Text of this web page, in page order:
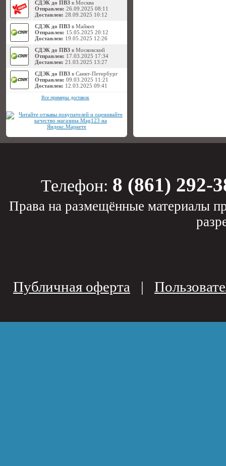
СДЭК до ПВЗ в Москва
Отправлен: 26.09.2025 08:11
Доставлен: 28.09.2025 10:12
СДЭК до ПВЗ в Майкоп
Отправлен: 15.05.2025 20:12
Доставлен: 19.05.2025 12:26
СДЭК до ПВЗ в Московский
Отправлен: 17.03.2025 17:34
Доставлен: 21.03.2025 13:27
СДЭК до ПВЗ в Санкт-Петербург
Отправлен: 09.03.2025 11:21
Доставлен: 12.03.2025 09:41
Все примеры доставок
Телефон: 8 (861) 292-
Права на размещённые материалы
Публичная оферта |